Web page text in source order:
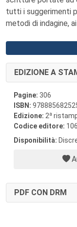
tutti i suggerimenti
metodi di indagine,
EDIZIONE A
Pagine: 306
ISBN:
Edizione: 2a
Codice editore:
Disponibilità:
PDF CON DRM